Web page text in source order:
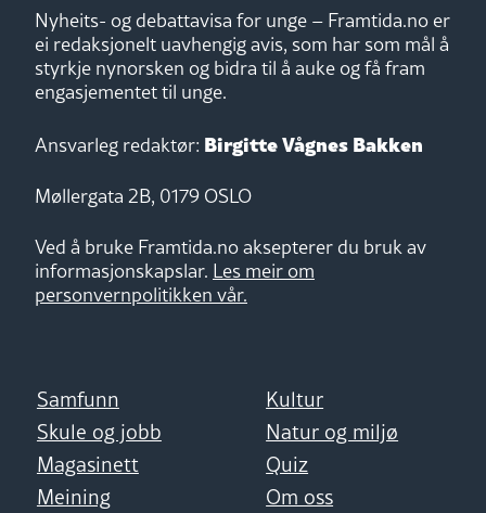
Nyheits- og debattavisa for unge – Framtida.no er
ei redaksjonelt uavhengig avis, som har som mål å
styrkje nynorsken og bidra til å auke og få fram
engasjementet til unge.
Ansvarleg redaktør: Birgitte Vågnes Bakken
Møllergata 2B, 0179 OSLO
Ved å bruke Framtida.no aksepterer du bruk av
informasjonskapslar. Les meir om
personvernpolitikken vår.
Samfunn
Kultur
Skule og jobb
Natur og miljø
Magasinett
Quiz
Meining
Om oss